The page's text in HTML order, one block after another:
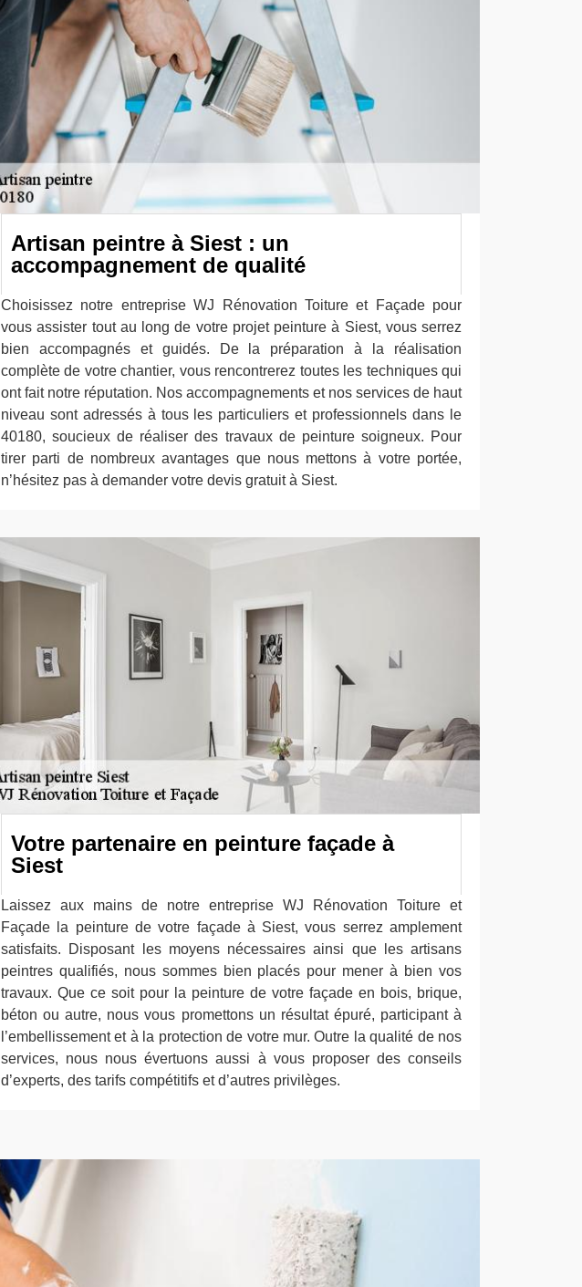
Artisan peintre à Siest : un
accompagnement de qualité
Choisissez notre entreprise WJ Rénovation Toiture et Façade pour
vous assister tout au long de votre projet peinture à Siest, vous serrez
bien accompagnés et guidés. De la préparation à la réalisation
complète de votre chantier, vous rencontrerez toutes les techniques qui
ont fait notre réputation. Nos accompagnements et nos services de haut
niveau sont adressés à tous les particuliers et professionnels dans le
40180, soucieux de réaliser des travaux de peinture soigneux. Pour
tirer parti de nombreux avantages que nous mettons à votre portée,
n’hésitez pas à demander votre devis gratuit à Siest.
Votre partenaire en peinture façade à
Siest
Laissez aux mains de notre entreprise WJ Rénovation Toiture et
Façade la peinture de votre façade à Siest, vous serrez amplement
satisfaits. Disposant les moyens nécessaires ainsi que les artisans
peintres qualifiés, nous sommes bien placés pour mener à bien vos
travaux. Que ce soit pour la peinture de votre façade en bois, brique,
béton ou autre, nous vous promettons un résultat épuré, participant à
l’embellissement et à la protection de votre mur. Outre la qualité de nos
services, nous nous évertuons aussi à vous proposer des conseils
d’experts, des tarifs compétitifs et d’autres privilèges.